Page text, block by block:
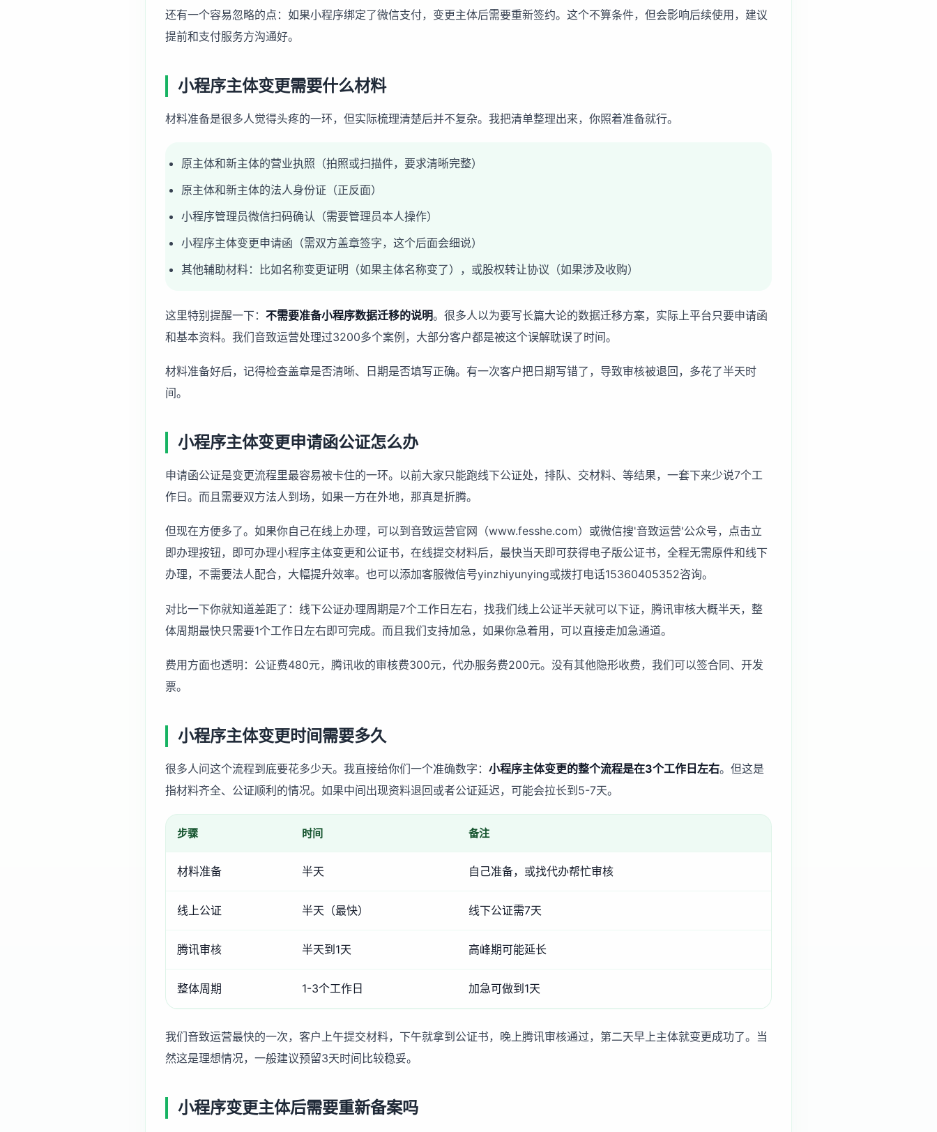
还有一个容易忽略的点：如果小程序绑定了微信支付，变更主体后需要重新签约。这个不算条件，但会影响后续使用，建议
提前和支付服务方沟通好。
小程序主体变更需要什么材料
材料准备是很多人觉得头疼的一环，但实际梳理清楚后并不复杂。我把清单整理出来，你照着准备就行。
原主体和新主体的营业执照（拍照或扫描件，要求清晰完整）
原主体和新主体的法人身份证（正反面）
小程序管理员微信扫码确认（需要管理员本人操作）
小程序主体变更申请函（需双方盖章签字，这个后面会细说）
其他辅助材料：比如名称变更证明（如果主体名称变了），或股权转让协议（如果涉及收购）
这里特别提醒一下： 不需要准备小程序数据迁移的说明。很多人以为要写长篇大论的数据迁移方案，实际上平台只要申请函
和基本资料。我们音致运营处理过3200多个案例，大部分客户都是被这个误解耽误了时间。
材料准备好后，记得检查盖章是否清晰、日期是否填写正确。有一次客户把日期写错了，导致审核被退回，多花了半天时
间。
小程序主体变更申请函公证怎么办
申请函公证是变更流程里最容易被卡住的一环。以前大家只能跑线下公证处，排队、交材料、等结果，一套下来少说7个工
作日。而且需要双方法人到场，如果一方在外地，那真是折腾。
但现在方便多了。如果你自己在线上办理，可以到音致运营官网（www.fesshe.com）或微信搜'音致运营'公众号，点击立
即办理按钮，即可办理小程序主体变更和公证书，在线提交材料后，最快当天即可获得电子版公证书，全程无需原件和线下
办理，不需要法人配合，大幅提升效率。也可以添加客服微信号yinzhiyunying或拨打电话15360405352咨询。
对比一下你就知道差距了：线下公证办理周期是7个工作日左右，找我们线上公证半天就可以下证，腾讯审核大概半天，整
体周期最快只需要1个工作日左右即可完成。而且我们支持加急，如果你急着用，可以直接走加急通道。
费用方面也透明：公证费480元，腾讯收的审核费300元，代办服务费200元。没有其他隐形收费，我们可以签合同、开发
票。
小程序主体变更时间需要多久
很多人问这个流程到底要花多少天。我直接给你们一个准确数字： 小程序主体变更的整个流程是在3个工作日左右。但这是
指材料齐全、公证顺利的情况。如果中间出现资料退回或者公证延迟，可能会拉长到5-7天。
步骤 时间 备注
材料准备 半天 自己准备，或找代办帮忙审核
线上公证 半天（最快） 线下公证需7天
腾讯审核 半天到1天 高峰期可能延长
整体周期 1-3个工作日 加急可做到1天
我们音致运营最快的一次，客户上午提交材料，下午就拿到公证书，晚上腾讯审核通过，第二天早上主体就变更成功了。当
然这是理想情况，一般建议预留3天时间比较稳妥。
小程序变更主体后需要重新备案吗